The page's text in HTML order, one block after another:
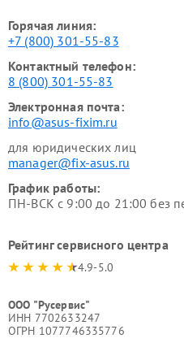
Горячая линия:
+7 (800) 301-55-83
Контактный телефон:
8 (800) 301-55-83
Электронная почта:
info@asus-fixim.ru
для юридических лиц
manager@fix-asus.ru
График работы:
ПН-ВСК с 9:00 до 21:00 без
Рейтинг сервисного центра
4.9-5.0
ООО "Русервис"
ИНН 7702633247
ОГРН 1077746335776